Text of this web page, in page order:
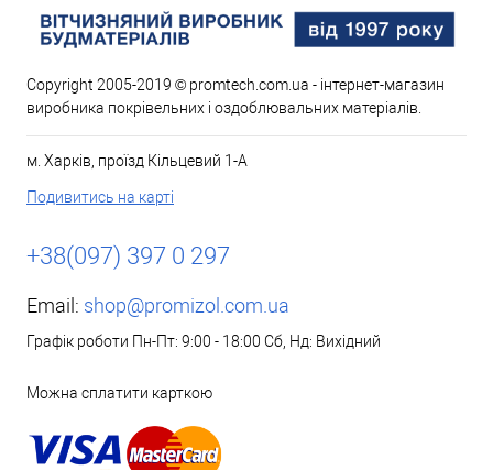
Copyright 2005-2019 © promtech.com.ua - інтернет-магазин
виробника покрівельних і оздоблювальних матеріалів.
м. Харків, проїзд Кільцевий 1-А
Подивитись на карті
+38(097) 397 0 297
Email: shop@promizol.com.ua
Графік роботи Пн-Пт: 9:00 - 18:00 Сб, Нд: Вихідний
Можна сплатити карткою